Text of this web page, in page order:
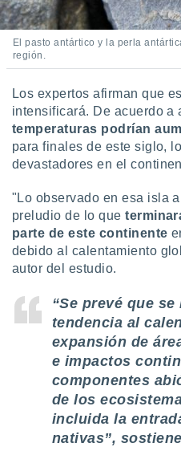
El pasto antártico y la perla
región.
Los expertos afirman que
intensificará. De acuerdo a
temperaturas podrían
para finales de este siglo,
devastadores en el
"Lo observado en esa isla
preludio de lo que
parte de este continente
debido al calentamiento
autor del estudio.
“Se prevé que
tendencia al
expansión de
e impactos
componentes
de los
incluida la
nativas”,